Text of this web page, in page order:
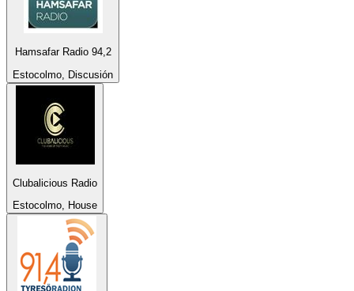
Hamsafar Radio 94,2
Estocolmo, Discusión
Clubalicious Radio
Estocolmo, House